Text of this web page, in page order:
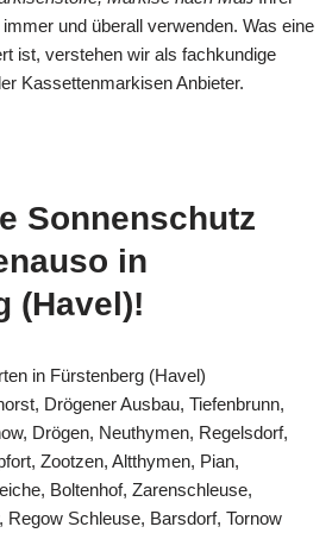
und überall verwenden. Was eine
ist, verstehen wir als fachkundige
Kassettenmarkisen Anbieter.
Sonnenschutz
in
(Havel)!
in Fürstenberg (Havel)
Drögener Ausbau, Tiefenbrunn,
Drögen, Neuthymen, Regelsdorf,
Zootzen, Altthymen, Pian,
Boltenhof, Zarenschleuse,
Regow Schleuse, Barsdorf, Tornow